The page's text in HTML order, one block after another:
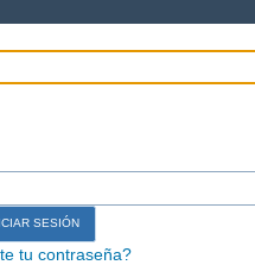
tu contraseña?